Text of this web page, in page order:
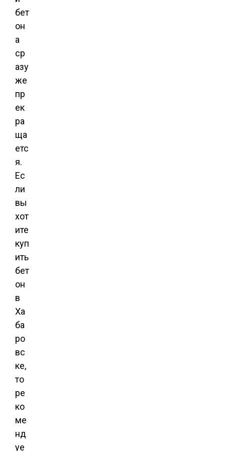
бет
он
а
ср
азу
же
пр
ек
ра
ща
етс
я.
Ес
ли
вы
хот
ите
куп
ить
бет
он
в
Ха
ба
ро
вс
ке,
то
ре
ко
ме
нд
уе